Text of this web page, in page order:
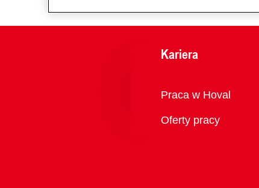
Kariera
Przegląd
Praca w Hoval
Oferty pracy